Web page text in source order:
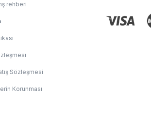
rehberi
Sözleşmesi
Korunması